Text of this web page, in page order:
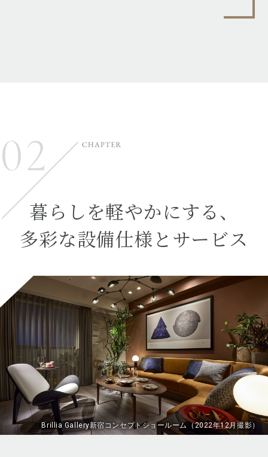
暮らしを軽やかにする、
多彩な設備仕様とサービス
Brillia Gallery新宿コンセプトショールーム（2022年12月撮影）